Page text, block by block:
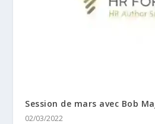
Session de mars avec Bob
02/03/2022